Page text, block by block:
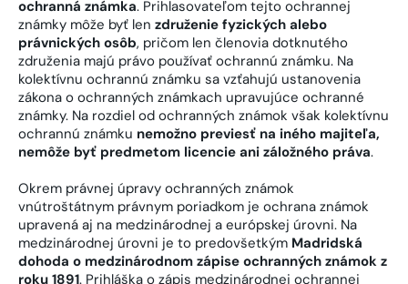
ochranná známka. Prihlasovateľom tejto ochrannej
známky môže byť len združenie fyzických alebo
právnických osôb, pričom len členovia dotknutého
združenia majú právo používať ochrannú známku. Na
kolektívnu ochrannú známku sa vzťahujú ustanovenia
zákona o ochranných známkach upravujúce ochranné
známky. Na rozdiel od ochranných známok však kolektívnu
ochrannú známku nemožno previesť na iného majiteľa,
nemôže byť predmetom licencie ani záložného práva.
Okrem právnej úpravy ochranných známok
vnútroštátnym právnym poriadkom je ochrana známok
upravená aj na medzinárodnej a európskej úrovni. Na
medzinárodnej úrovni je to predovšetkým Madridská
dohoda o medzinárodnom zápise ochranných známok z
roku 1891. Prihláška o zápis medzinárodnej ochrannej